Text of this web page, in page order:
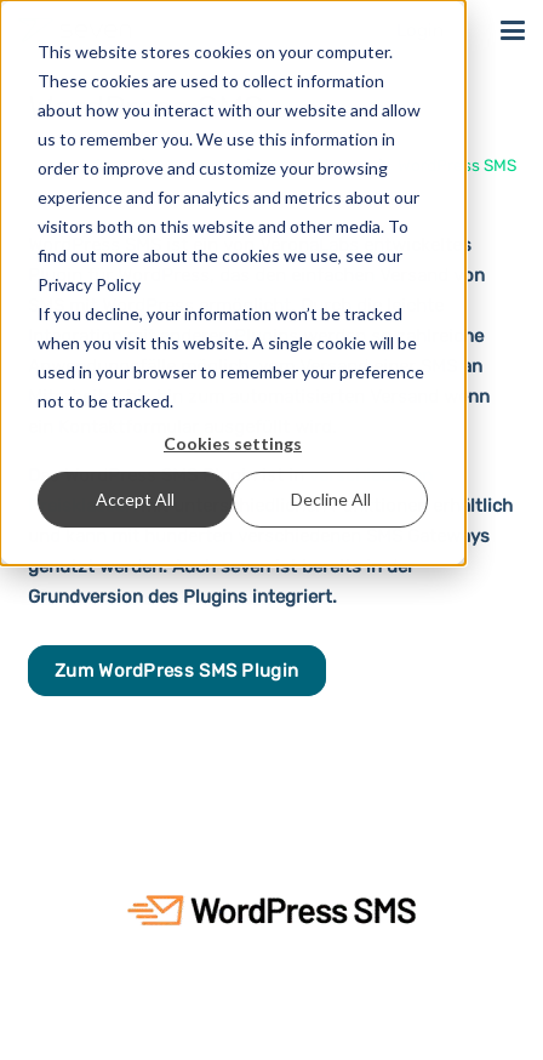
This website stores cookies on your computer.
These cookies are used to collect information
about how you interact with our website and allow
us to remember you. We use this information in
order to improve and customize your browsing
experience and for analytics and metrics about our
visitors both on this website and other media. To
find out more about the cookies we use, see our
Privacy Policy
If you decline, your information won’t be tracked
when you visit this website. A single cookie will be
used in your browser to remember your preference
not to be tracked.
Cookies settings
Accept All Decline All
WordPress SMS
Start Lösungen Integrationen WordPress SMS
WordPress SMS ist ein von VeronaLabs entwickeltes
Plugin für WordPress, das den einfachen Versand von
SMS mit WordPress ermöglicht. Durch die leichte
Integration mit anderen Plugins werden so zahlreiche
Anwendungsfälle möglich, vom Versand einer SMS an
Mitarbeiter bis hin zum automatisierten Versand wenn
Das WordPress SMS Plugin ist inverschiedenen
Preisklassenmit unterschiedlichen Funktionen erhältlich
und kann mit hunderten verschiedenen SMS Gateways
genutzt werden. Auch seven ist bereits in der
Grundversion des Plugins integriert.
Zum WordPress SMS Plugin